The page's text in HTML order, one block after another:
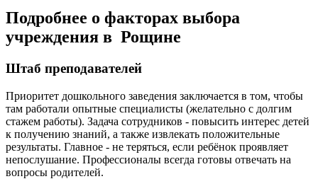
Подробнее о факторах выбора
учреждения в Рощине
Штаб преподавателей
Приоритет дошкольного заведения заключается в том, чтобы
там работали опытные специалисты (желательно с долгим
стажем работы). Задача сотрудников - повысить интерес детей
к получению знаний, а также извлекать положительные
результаты. Главное - не теряться, если ребёнок проявляет
непослушание. Профессионалы всегда готовы отвечать на
вопросы родителей.